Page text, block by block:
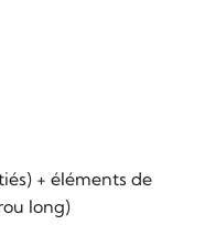
+ éléments de
long)